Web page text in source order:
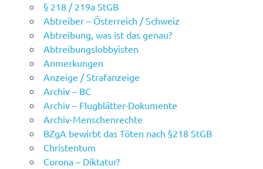
§ 218 / 219a StGB
Abtreiber – Österreich / Schweiz
Abtreibung, was ist das genau?
Abtreibungslobbyisten
Anmerkungen
Anzeige / Strafanzeige
Archiv – BC
Archiv – Flugblätter-Dokumente
Archiv-Menschenrechte
BZgA bewirbt das Töten nach §218 StGB
Christentum
Corona – Diktatur?